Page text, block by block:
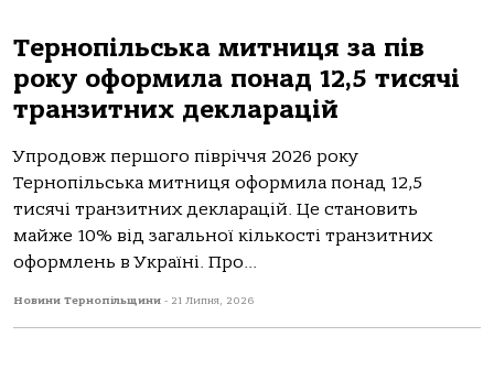
Тернопільська митниця за пів
року оформила понад 12,5 тисячі
транзитних декларацій
Упродовж першого півріччя 2026 року
Тернопільська митниця оформила понад 12,5
тисячі транзитних декларацій. Це становить
майже 10% від загальної кількості транзитних
оформлень в Україні. Про...
Новини Тернопільщини - 21 Липня, 2026